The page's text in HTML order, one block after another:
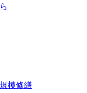
模修繕